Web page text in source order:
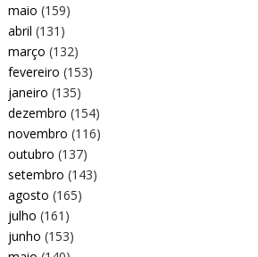
maio (159)
abril (131)
março (132)
fevereiro (153)
janeiro (135)
dezembro (154)
novembro (116)
outubro (137)
setembro (143)
agosto (165)
julho (161)
junho (153)